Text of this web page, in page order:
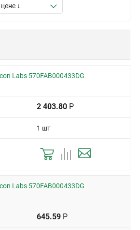
Labs 570FAB000433DG
2 403.80 Р
1 шт
Labs 570FAB000433DG
645.59 Р